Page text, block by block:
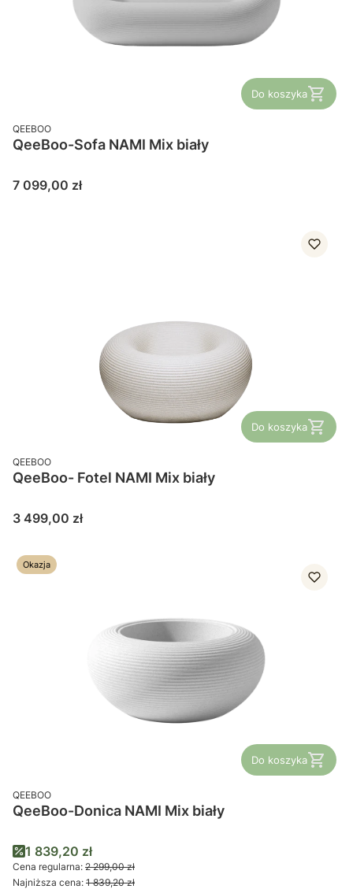
Do koszyka
PRODUCENT
QEEBOO
QeeBoo-Sofa NAMI Mix biały
Cena
7 099,00 zł
Do koszyka
PRODUCENT
QEEBOO
QeeBoo- Fotel NAMI Mix biały
Cena
3 499,00 zł
Okazja
Do koszyka
PRODUCENT
QEEBOO
QeeBoo-Donica NAMI Mix biały
Cena promocyjna
1 839,20 zł
Cena regularna: 2 299,00 zł
Najniższa cena: 1 839,20 zł